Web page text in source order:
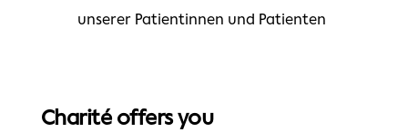
unserer Patientinnen und Patienten
Charité offers you